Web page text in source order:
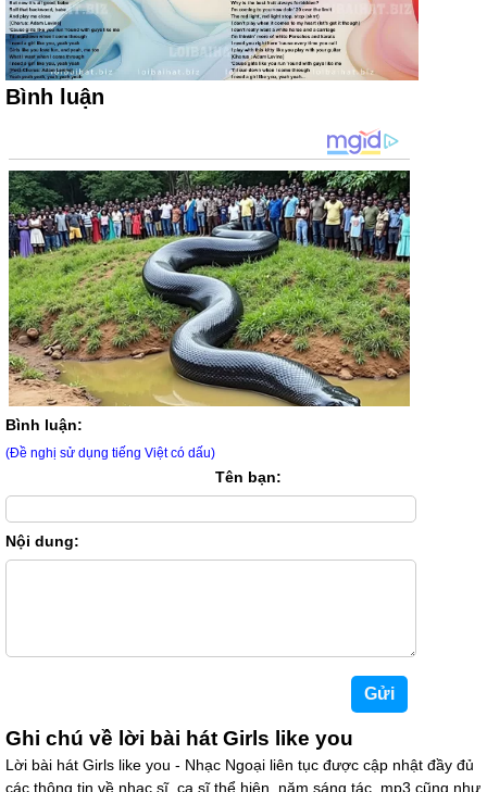
Bình luận
Bình luận:
(Đề nghị sử dụng tiếng Việt có dấu)
Tên bạn:
Nội dung:
Ghi chú về lời bài hát Girls like you
Lời bài hát Girls like you - Nhạc Ngoại liên tục được cập nhật đầy đủ
các thông tin về nhạc sĩ, ca sĩ thể hiện, năm sáng tác, mp3 cũng như